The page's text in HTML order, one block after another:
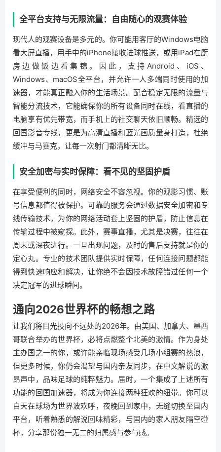
全平台支持与无限流量：自由随心的观赛体验
现代人的观赛设备是多元的。你可能用客厅的Windows电脑
看大屏直播，用手中的iPhone接收进球推送，或用iPad在厨
房边做饭边看集锦。因此，支持Android、iOS、
Windows、macOS全平台，并允许一人多端同时使用的加
速器，才能真正融入你的生活场景。配合稳定无限的流量与
智能分流技术，它能确保你的所有设备同时在线，看直播的
电脑享有优先带宽，而手机上的社交聊天依旧顺畅。精选的
回国影音专线，更是为高清直播和蓝光画质量身打造，杜绝
缓冲与马赛克，让每一次射门都清晰无比。
安全加密与实时保障：看不见的坚固护盾
在享受便利的同时，网络安全不容忽视。你的观影习惯、账
号信息都值得被保护。可靠的服务会通过数据安全加密和专
线传输技术，为你的网络活动套上坚固的护盾，防止信息在
传输过程中被窥探。此外，赛事直播，尤其是决赛，往往在
周末或深夜进行。一旦出现问题，及时的售后支持就是你的
定心丸。专业的技术团队提供实时保障，任何连接问题都能
得到快速响应和解决，让你绝不会因技术故障错过任何一个
决定冠军的进球瞬间。
通向2026世界杯的畅想之路
让我们将目光投向不远处的2026年。由美国、加拿大、墨西
哥联合举办的世界杯，必将点燃整个北美的激情。作为身处
主办国之一的你，或许能亲临现场感受几场小组赛的热浪，
但更多时候，你仍会渴望与国内亲友同步，在中文解说的激
昂声中，品味足球的纯粹魅力。届时，一个集成了上述所有
功能的回国加速器，将成为你连接两种狂欢的纽带。你可以
白天在球场为世界波欢呼，夜晚回到家中，无缝切换至国内
平台，听着熟悉的解说回味精彩，与国内的家人朋友隔空碰
杯，分享那份独一无二的归属感与参与感。